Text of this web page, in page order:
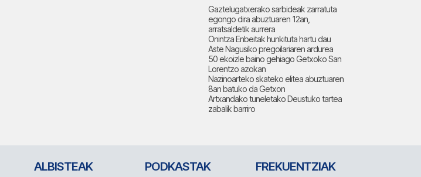
Gaztelugatxerako sarbideak zarratuta
egongo dira abuztuaren 12an,
arratsaldetik aurrera
Onintza Enbeitak hunkituta hartu dau
Aste Nagusiko pregoilariaren ardurea
50 ekoizle baino gehiago Getxoko San
Lorentzo azokan
Nazinoarteko skateko elitea abuztuaren
8an batuko da Getxon
Artxandako tuneletako Deustuko tartea
zabalik barriro
ALBISTEAK PODKASTAK FREKUENTZIAK